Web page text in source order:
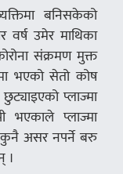
बनिसकेको
वर्ष उमेर माथिका
संक्रमण मुक्त
भएको सेतो कोष
प्लाज्मा
भएकाले प्लाज्मा
कुनै असर नपर्ने बरु
।